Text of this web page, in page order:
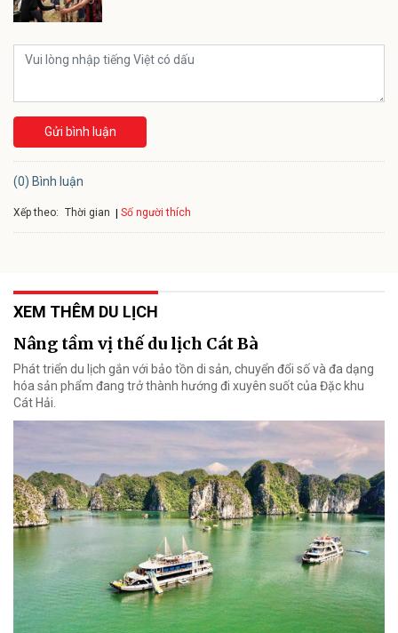
Gửi bình luận
(0) Bình luận
Xếp theo: Thời gian Số người thích
XEM THÊM DU LỊCH
Nâng tầm vị thế du lịch Cát Bà
Phát triển du lịch gắn với bảo tồn di sản, chuyển đổi số và đa dạng
hóa sản phẩm đang trở thành hướng đi xuyên suốt của Đặc khu
Cát Hải.